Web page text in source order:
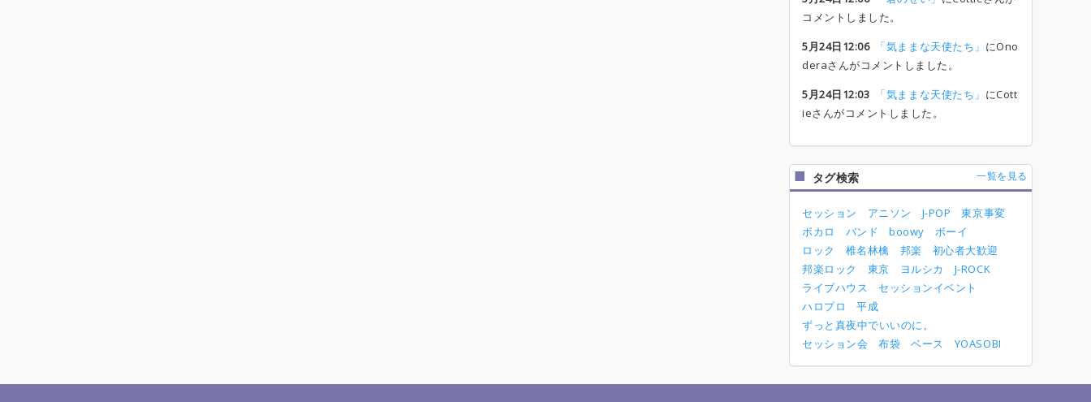
コメントしました。
5月24日12:06
「気ままな天使たち」 にOno
deraさんがコメントしました。
5月24日12:03
「気ままな天使たち」 にCott
ieさんがコメントしました。
タグ検索 一覧を見る
セッション アニソン J-POP
東京事変
ボカロ
バンド boowy
ボーイ
ロック
椎名林檎 邦楽
初心者大歓迎
邦楽ロック
東京 ヨルシカ
J-ROCK
ライブハウス
セッションイベント
ハロプロ
平成
ずっと真夜中でいいのに。
セッション会
布袋 ベース YOASOBI